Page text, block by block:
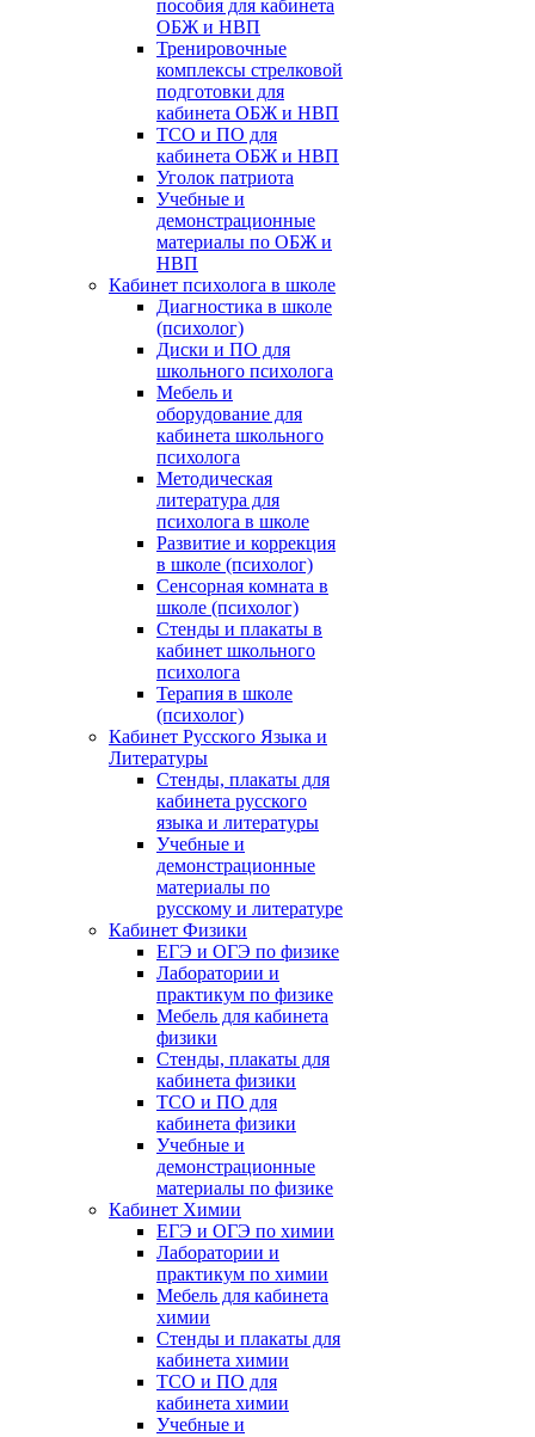
пособия для кабинета
ОБЖ и НВП
Тренировочные
комплексы стрелковой
подготовки для
кабинета ОБЖ и НВП
ТСО и ПО для
кабинета ОБЖ и НВП
Уголок патриота
Учебные и
демонстрационные
материалы по ОБЖ и
НВП
Кабинет психолога в школе
Диагностика в школе
(психолог)
Диски и ПО для
школьного психолога
Мебель и
оборудование для
кабинета школьного
психолога
Методическая
литература для
психолога в школе
Развитие и коррекция
в школе (психолог)
Сенсорная комната в
школе (психолог)
Стенды и плакаты в
кабинет школьного
психолога
Терапия в школе
(психолог)
Кабинет Русского Языка и
Литературы
Стенды, плакаты для
кабинета русского
языка и литературы
Учебные и
демонстрационные
материалы по
русскому и литературе
Кабинет Физики
ЕГЭ и ОГЭ по физике
Лаборатории и
практикум по физике
Мебель для кабинета
физики
Стенды, плакаты для
кабинета физики
ТСО и ПО для
кабинета физики
Учебные и
демонстрационные
материалы по физике
Кабинет Химии
ЕГЭ и ОГЭ по химии
Лаборатории и
практикум по химии
Мебель для кабинета
химии
Стенды и плакаты для
кабинета химии
ТСО и ПО для
кабинета химии
Учебные и